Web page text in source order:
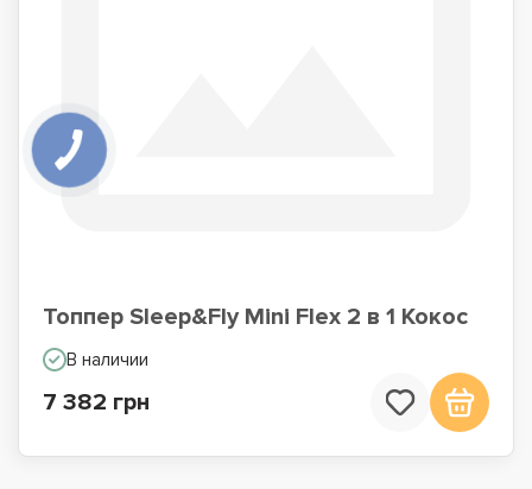
Топпер Sleep&Fly Mini Flex 2 в 1 Кокос
В наличии
7 382 грн